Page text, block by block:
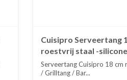
Cuisipro Serveertang
roestvrij staal -
Serveertang Cuisipro 18 cm
/ Grilltang / Bar...